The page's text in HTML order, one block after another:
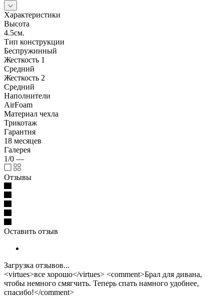
Характеристики
Высота
4.5см.
Тип конструкции
Беспружинный
Жесткость 1
Средний
Жесткость 2
Средний
Наполнители
AirFoam
Материал чехла
Трикотаж
Гарантия
18 месяцев
Галерея
1/0 —
Отзывы
Оставить отзыв
Загрузка отзывов...
<virtues>все хорошо</virtues> <comment>Брал для дивана,
чтобы немного смягчить. Теперь спать намного удобнее,
спасибо!</comment>